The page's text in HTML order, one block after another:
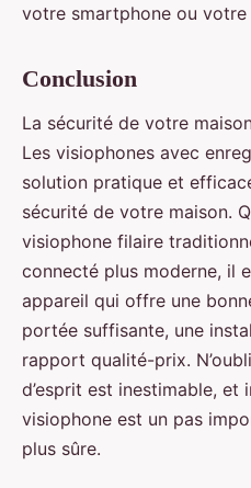
votre smartphone ou
Conclusion
La sécurité de votre
Les visiophones avec
solution pratique et
sécurité de votre maison.
visiophone filaire
connecté plus moderne, il
appareil qui offre une
portée suffisante, une
rapport qualité-prix.
d’esprit est inestimable, et
visiophone est un pas
plus sûre.